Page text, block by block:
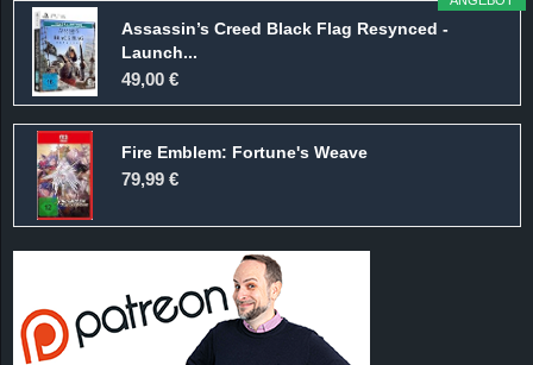
Assassin’s Creed Black Flag Resynced -
Launch...
49,00 €
Fire Emblem: Fortune's Weave
79,99 €